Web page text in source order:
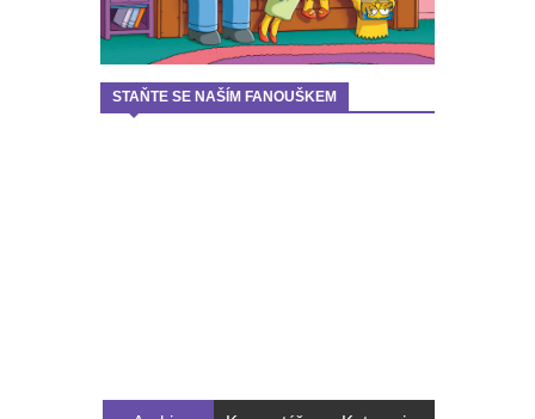
STAŇTE SE NAŠÍM FANOUŠKEM